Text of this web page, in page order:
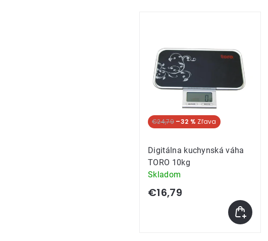
produktov
€24,79 –32 %
Digitálna kuchynská váha
TORO 10kg
Skladom
€16,79